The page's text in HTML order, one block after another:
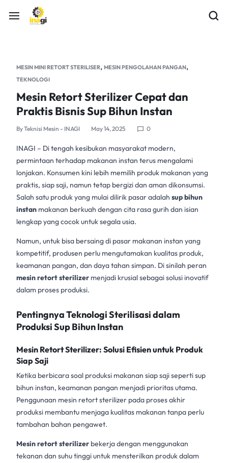
MESIN MINI RETORT STERILISER, MESIN PENGOLAHAN PANGAN,
TEKNOLOGI
Mesin Retort Sterilizer Cepat dan
Praktis Bisnis Sup Bihun Instan
ByTeknisi Mesin - INAGI May 14, 2025 0
INAGI – Di tengah kesibukan masyarakat modern,
permintaan terhadap makanan instan terus mengalami
lonjakan. Konsumen kini lebih memilih produk makanan yang
praktis, siap saji, namun tetap bergizi dan aman dikonsumsi.
Salah satu produk yang mulai dilirik pasar adalah sup bihun
instan makanan berkuah dengan cita rasa gurih dan isian
lengkap yang cocok untuk segala usia.
Namun, untuk bisa bersaing di pasar makanan instan yang
kompetitif, produsen perlu mengutamakan kualitas produk,
keamanan pangan, dan daya tahan simpan. Di sinilah peran
mesin retort sterilizer menjadi krusial sebagai solusi inovatif
dalam proses produksi.
Pentingnya Teknologi Sterilisasi dalam
Produksi Sup Bihun Instan
Mesin Retort Sterilizer: Solusi Efisien untuk Produk
Siap Saji
Ketika berbicara soal produksi makanan siap saji seperti sup
bihun instan, keamanan pangan menjadi prioritas utama.
Penggunaan mesin retort sterilizer pada proses akhir
produksi membantu menjaga kualitas makanan tanpa perlu
tambahan bahan pengawet.
Mesin retort sterilizer bekerja dengan menggunakan
tekanan dan suhu tinggi untuk mensterilkan produk dalam